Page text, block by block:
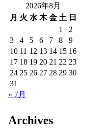
2026年8月
月 火 水 木 金 土 日
1
2
3
4 5 6 7 8
9
10 11 12 13 14 15 16
17 18 19 20 21 22 23
24 25 26 27 28 29 30
31
« 7月
Archives